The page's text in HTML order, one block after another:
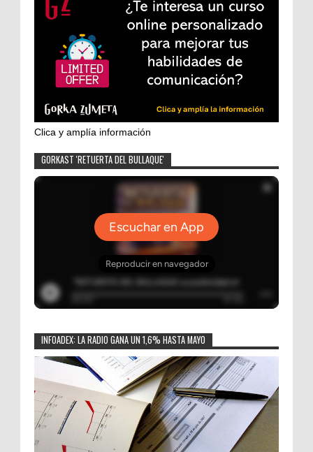
Clica y amplía información
GORKAST 'RETUERTA DEL BULLAQUE'
INFOADEX: LA RADIO GANA UN 1,6% HASTA MAYO